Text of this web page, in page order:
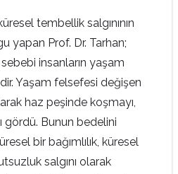
tembellik salgınının
yapan Prof. Dr. Tarhan;
sebebi insanların yaşam
Yaşam felsefesi değişen
haz peşinde koşmayı,
gördü. Bunun bedelini
bir bağımlılık, küresel
salgını olarak